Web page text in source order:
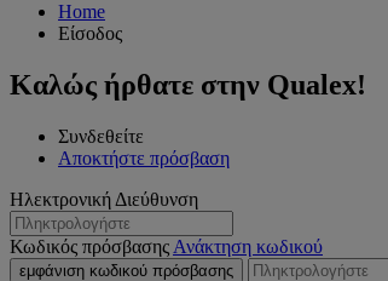
Home
Είσοδος
Καλώς ήρθατε στην Qualex!
Συνδεθείτε
Αποκτήστε πρόσβαση
Ηλεκτρονική Διεύθυνση
Κωδικός πρόσβασης Ανάκτηση κωδικού
εμφάνιση κωδικού πρόσβασης